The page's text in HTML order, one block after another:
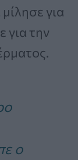
μίλησε για
για την
ο